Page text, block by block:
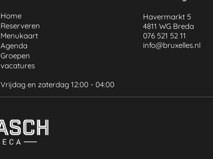
Home
Reserveren
Menukaart
Agenda
Groepen
vacatures
Vrijdag en zaterdag 12:00 - 04:00
Havermarkt 5
4811 WG Breda
076 521 52 11
info@bruxelles.nl